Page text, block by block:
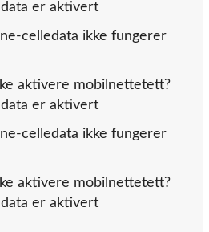
data er aktivert
celledata ikke fungerer
aktivere mobilnettetett?
data er aktivert
celledata ikke fungerer
aktivere mobilnettetett?
data er aktivert